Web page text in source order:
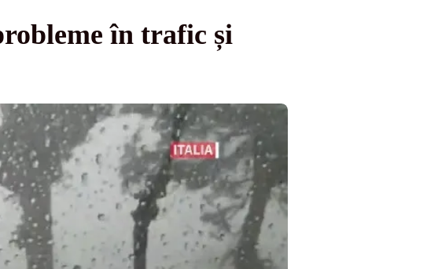
în trafic și